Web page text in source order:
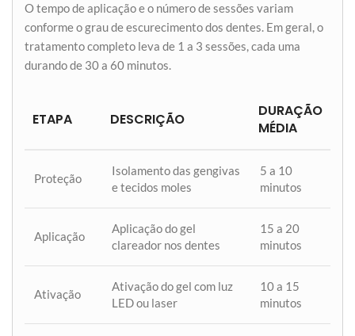
O tempo de aplicação e o número de sessões variam
conforme o grau de escurecimento dos dentes. Em geral, o
tratamento completo leva de 1 a 3 sessões, cada uma
durando de 30 a 60 minutos.
ETAPA DESCRIÇÃO
DURAÇÃO
MÉDIA
Proteção
Isolamento das gengivas
e tecidos moles
5 a 10
minutos
Aplicação
Aplicação do gel
clareador nos dentes
15 a 20
minutos
Ativação
Ativação do gel com luz
LED ou laser
10 a 15
minutos